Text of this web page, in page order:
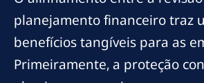
planejamento financeiro traz
benefícios tangíveis para as
Primeiramente, a proteção